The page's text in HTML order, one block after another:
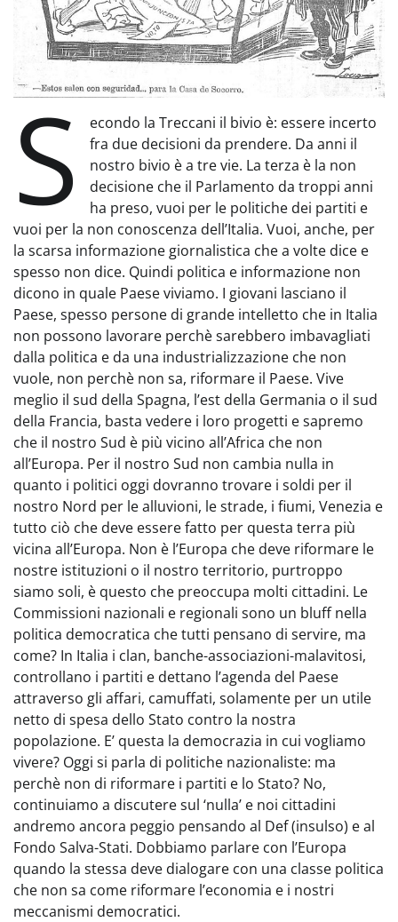
S
econdo la Treccani il bivio è: essere incerto
fra due decisioni da prendere. Da anni il
nostro bivio è a tre vie. La terza è la non
decisione che il Parlamento da troppi anni
ha preso, vuoi per le politiche dei partiti e
vuoi per la non conoscenza dell’Italia. Vuoi, anche, per
la scarsa informazione giornalistica che a volte dice e
spesso non dice. Quindi politica e informazione non
dicono in quale Paese viviamo. I giovani lasciano il
Paese, spesso persone di grande intelletto che in Italia
non possono lavorare perchè sarebbero imbavagliati
dalla politica e da una industrializzazione che non
vuole, non perchè non sa, riformare il Paese. Vive
meglio il sud della Spagna, l’est della Germania o il sud
della Francia, basta vedere i loro progetti e sapremo
che il nostro Sud è più vicino all’Africa che non
all’Europa. Per il nostro Sud non cambia nulla in
quanto i politici oggi dovranno trovare i soldi per il
nostro Nord per le alluvioni, le strade, i fiumi, Venezia e
tutto ciò che deve essere fatto per questa terra più
vicina all’Europa. Non è l’Europa che deve riformare le
nostre istituzioni o il nostro territorio, purtroppo
siamo soli, è questo che preoccupa molti cittadini. Le
Commissioni nazionali e regionali sono un bluff nella
politica democratica che tutti pensano di servire, ma
come? In Italia i clan, banche-associazioni-malavitosi,
controllano i partiti e dettano l’agenda del Paese
attraverso gli affari, camuffati, solamente per un utile
netto di spesa dello Stato contro la nostra
popolazione. E’ questa la democrazia in cui vogliamo
vivere? Oggi si parla di politiche nazionaliste: ma
perchè non di riformare i partiti e lo Stato? No,
continuiamo a discutere sul ‘nulla’ e noi cittadini
andremo ancora peggio pensando al Def (insulso) e al
Fondo Salva-Stati. Dobbiamo parlare con l’Europa
quando la stessa deve dialogare con una classe politica
che non sa come riformare l’economia e i nostri
meccanismi democratici.